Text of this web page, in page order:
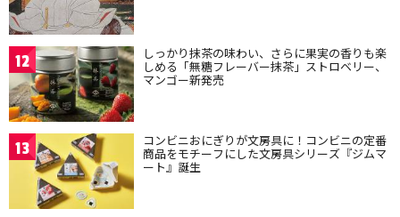
12 しっかり抹茶の味わい、さらに果実の香りも楽
しめる「無糖フレーバー抹茶」ストロベリー、
マンゴー新発売
13 コンビニおにぎりが文房具に！コンビニの定番
商品をモチーフにした文房具シリーズ『ジムマ
ート』誕生